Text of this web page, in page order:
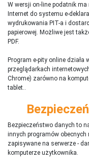
W wersji on-line podatnik
Internet do systemu e-
wydrukowania PIT-a i
papierowej. Możliwe jest
PDF.
Program e-pity online
przeglądarkach
Chrome) zarówno na
tablet..
Bezpieczeństwo danych to
innych programów obecnych
zapisywane na serwerze -
komputerze użytkownika.